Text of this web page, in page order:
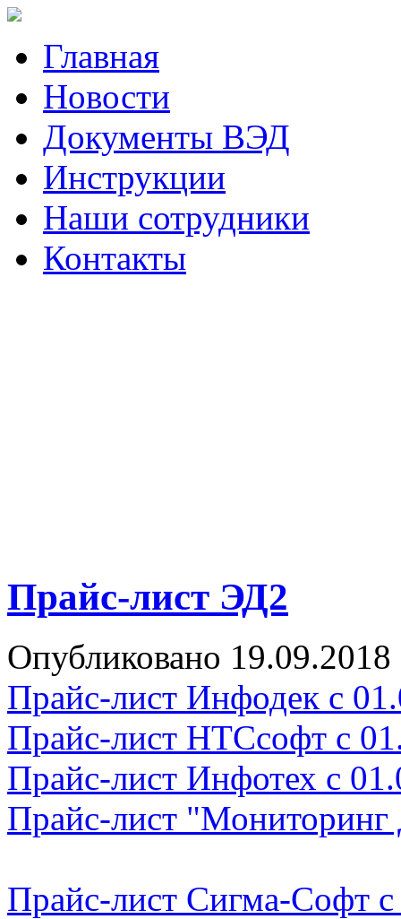
Главная
Новости
Документы ВЭД
Инструкции
Наши сотрудники
Контакты
Прайс-лист ЭД2
Опубликовано 19.09.2018
Прайс-лист Инфодек с
Прайс-лист НТСсофт с
Прайс-лист Инфотех с
Прайс-лист
Прайс-лист Сигма-Софт